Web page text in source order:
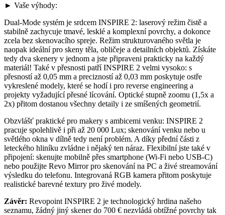
► Vaše výhody:
Dual-Mode systém je srdcem INSPIRE 2: laserový režim čistě a
stabilně zachycuje tmavé, lesklé a komplexní povrchy, a dokonce
zcela bez skenovacího spreje. Režim strukturovaného světla je
naopak ideální pro skeny těla, obličeje a detailních objektů. Získáte
tedy dva skenery v jednom a jste připraveni prakticky na každý
materiál! Také v přesnosti patří INSPIRE 2 velmi vysoko: s
přesností až 0,05 mm a precizností až 0,03 mm poskytuje ostře
vykreslené modely, které se hodí i pro reverse engineering a
projekty vyžadující přesné lícování. Optické stupně zoomu (1,5x a
2x) přitom dostanou všechny detaily i ze smíšených geometrií.
Obzvlášť praktické pro makery s ambicemi venku: INSPIRE 2
pracuje spolehlivě i při až 20 000 Lux; skenování venku nebo u
světlého okna v dílně tedy není problém. A díky přední části z
leteckého hliníku zvládne i nějaký ten náraz. Flexibilní jste také v
připojení: skenujte mobilně přes smartphone (Wi-Fi nebo USB-C)
nebo použijte Revo Mirror pro skenování na PC a živé streamování
výsledku do telefonu. Integrovaná RGB kamera přitom poskytuje
realistické barevné textury pro živé modely.
Závěr: Revopoint INSPIRE 2 je technologický hrdina našeho
seznamu, žádný jiný skener do 700 € nezvládá obtížné povrchy tak